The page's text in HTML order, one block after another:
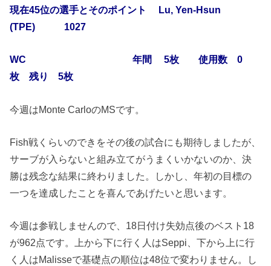
現在45位の選手とそのポイント Lu, Yen-Hsun
(TPE) 1027
WC 年間 5枚 使用数 0
枚 残り 5枚
今週はMonte CarloのMSです。
Fish戦くらいのできをその後の試合にも期待しましたが、
サーブが入らないと組み立てがうまくいかないのか、決
勝は残念な結果に終わりました。しかし、年初の目標の
一つを達成したことを喜んであげたいと思います。
今週は参戦しませんので、18日付け失効点後のベスト18
が962点です。上から下に行く人はSeppi、下から上に行
く人はMalisseで基礎点の順位は48位で変わりません。し